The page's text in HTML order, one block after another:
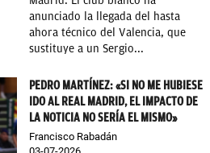
anunciado la llegada del hasta
ahora técnico del Valencia, que
sustituye a un Sergio...
PEDRO MARTÍNEZ: «SI NO ME HUBIESE
IDO AL REAL MADRID, EL IMPACTO DE
LA NOTICIA NO SERÍA EL MISMO»
Francisco Rabadán